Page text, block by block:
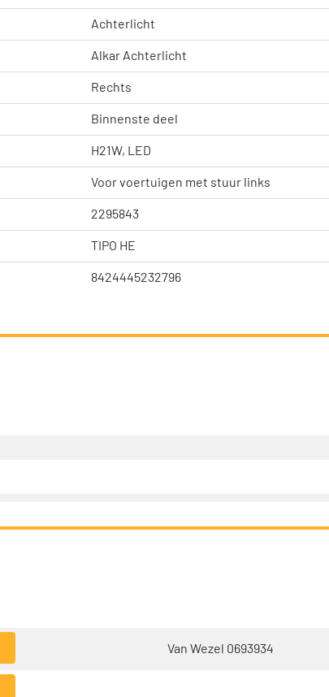
Achterlicht
Alkar Achterlicht
Rechts
Binnenste deel
H21W, LED
Voor voertuigen met stuur links
2295843
TIPO HE
8424445232796
Van Wezel 0693934